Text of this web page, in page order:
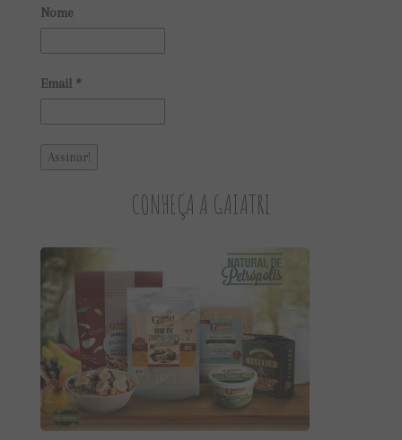
Nome
Email *
CONHEÇA A GAIATRI